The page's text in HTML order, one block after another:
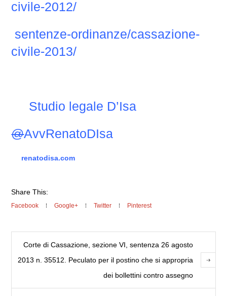
civile-2012/
sentenze-ordinanze/cassazione-
civile-2013/
Studio legale D’Isa
@AvvRenatoDIsa
renatodisa.com
Share This:
Facebook Google+ Twitter Pinterest
Corte di Cassazione, sezione VI, sentenza 26 agosto
2013 n. 35512. Peculato per il postino che si appropria
dei bollettini contro assegno